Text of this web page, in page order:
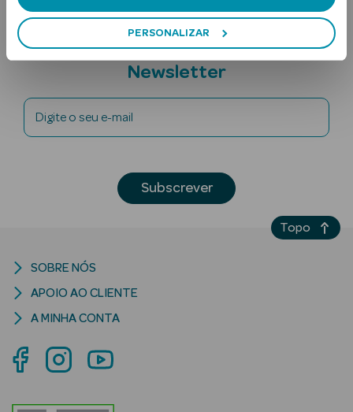
PERSONALIZAR
Lábios
Solares Bebé e
Subscreva a
Newsletter
Digite o seu e-mail
Subscrever
SOBRE NÓS
APOIO AO CLIENTE
A MINHA CONTA
Topo